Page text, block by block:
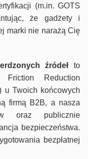
(m.in. GOTS
że gadżety i
marki nie narażą Cię
źródełto
Reduction
u Twoich końcowych
firmą B2B, a nasza
oraz publicznie
bezpieczeństwa.
bezpłatnej